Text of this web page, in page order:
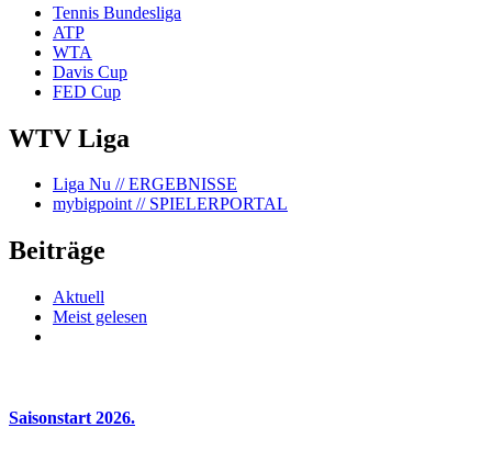
Tennis Bundesliga
ATP
WTA
Davis Cup
FED Cup
WTV Liga
Liga Nu // ERGEBNISSE
mybigpoint// SPIELERPORTAL
Beiträge
Aktuell
Meist gelesen
Saisonstart 2026.